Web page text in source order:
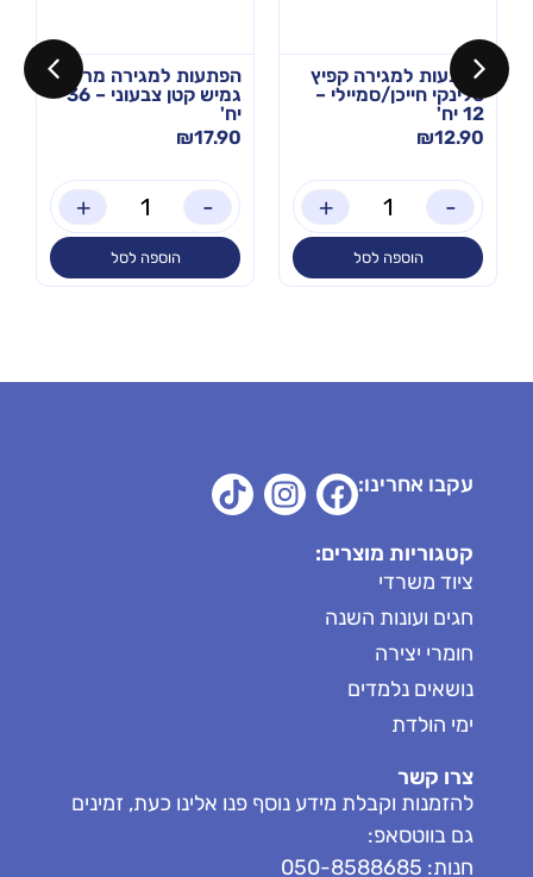
הפתעות למגירה קפיץ
סלינקי חייכן/סמיילי –
12 יח'
₪12.90
-
+
הוספה לסל
הפתעות למגירה מר
גמיש קטן צבעוני – 36
יח'
₪17.90
-
+
הוספה לסל
עקבו אחרינו:
קטגוריות מוצרים:
ציוד משרדי
חגים ועונות השנה
חומרי יצירה
נושאים נלמדים
ימי הולדת
צרו קשר
להזמנות וקבלת מידע נוסף פנו אלינו כעת, זמינים
גם בווטסאפ:
חנות: 050-8588685